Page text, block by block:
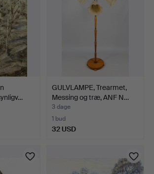
GULVLAMPE, Trearmet,
Messing og træ, ANF N…
3 dage
1 bud
32 USD